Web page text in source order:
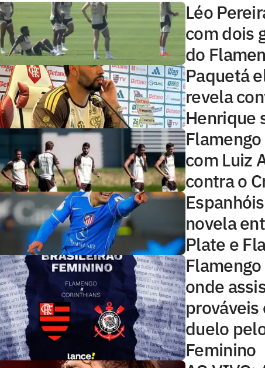
Léo
com dois
do
Paquetá
revela
Henrique
com Luiz
contra o
novela
Plate e
onde
prováveis
duelo
Feminino